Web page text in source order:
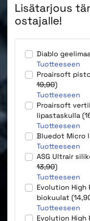
Lisätarjous
ostajalle!
Diablo
Tuotteeseen
Proairsoft
19,90)
Tuotteeseen
Proairsoft
lipastaskulla
Tuotteeseen
Bluedot Micro
Tuotteeseen
ASG Ultrair
13,90)
Tuotteeseen
Evolution High
biokuulat
Tuotteeseen
Evolution High